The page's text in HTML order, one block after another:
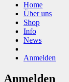
Home
Über uns
Shop
Info
News
Anmelden
Anmelden